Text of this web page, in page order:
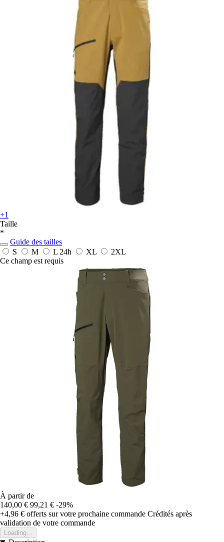
+1
Taille
*
Guide des tailles
S
M L 24h XL
2XL
Ce champ est requis
À partir de
140,00 € 99,21 € -29%
+4,96 € offerts sur votre prochaine commande Crédités après
validation de votre commande
Loading...